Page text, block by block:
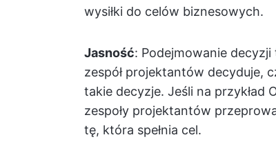
wysiłki do celów biznesowych.
Jasność: Podejmowanie
zespół projektantów decyduje,
takie decyzje. Jeśli na przykład
zespoły projektantów
tę, która spełnia cel.